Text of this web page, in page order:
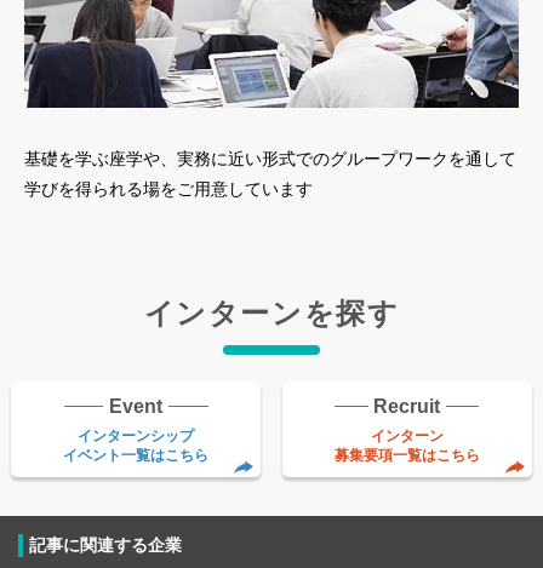
基礎を学ぶ座学や、実務に近い形式でのグループワークを通して
学びを得られる場をご用意しています
インターンを探す
Event
インターンシップ
イベント一覧はこちら
Recruit
インターン
募集要項一覧はこちら
記事に関連する企業